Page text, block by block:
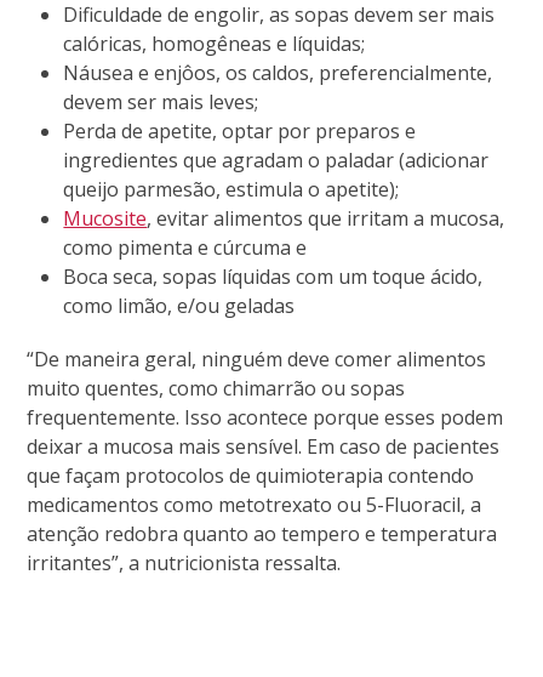
Dificuldade de engolir, as sopas devem ser mais
calóricas, homogêneas e líquidas;
Náusea e enjôos, os caldos, preferencialmente,
devem ser mais leves;
Perda de apetite, optar por preparos e
ingredientes que agradam o paladar (adicionar
queijo parmesão, estimula o apetite);
Mucosite, evitar alimentos que irritam a mucosa,
como pimenta e cúrcuma e
Boca seca, sopas líquidas com um toque ácido,
como limão, e/ou geladas
“De maneira geral, ninguém deve comer alimentos
muito quentes, como chimarrão ou sopas
frequentemente. Isso acontece porque esses podem
deixar a mucosa mais sensível. Em caso de pacientes
que façam protocolos de quimioterapia contendo
medicamentos como metotrexato ou 5-Fluoracil, a
atenção redobra quanto ao tempero e temperatura
irritantes”, a nutricionista ressalta.